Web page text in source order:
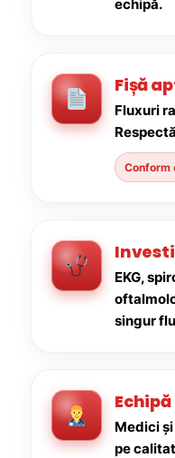
echipă.
Fișă
Fluxuri
Conform
EKG,
singur
Medici
pe